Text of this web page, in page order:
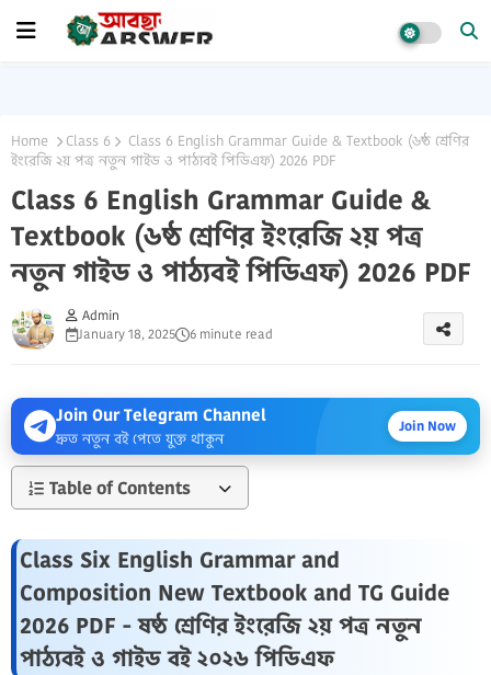
Home Class 6
Class 6 English Grammar Guide & Textbook (৬ষ্ঠ শ্রেণির
ইংরেজি ২য় পত্র নতুন গাইড ও পাঠ্যবই পিডিএফ) 2026 PDF
Class 6 English Grammar Guide &
Textbook (৬ষ্ঠ শ্রেণির ইংরেজি ২য় পত্র
নতুন গাইড ও পাঠ্যবই পিডিএফ) 2026 PDF
Admin
January 18, 2025
6 minute read
Join Our Telegram Channel
দ্রুত নতুন বই পেতে যুক্ত থাকুন
Join Now
Table of Contents
Class Six English Grammar and
Composition New Textbook and TG Guide
2026 PDF - ষষ্ঠ শ্রেণির ইংরেজি ২য় পত্র নতুন
পাঠ্যবই ও গাইড বই ২০২৬ পিডিএফ